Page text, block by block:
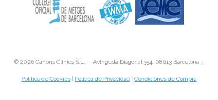
© 2026 Cànons Clinics S.L. – Avinguda Diagonal 354, 08013 Barcelona –
Política de Cookies Política de Privacidad Condiciones de Compra